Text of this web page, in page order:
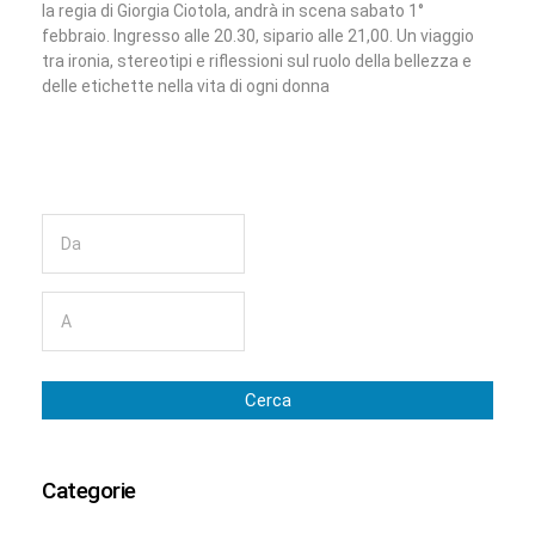
la regia di Giorgia Ciotola, andrà in scena sabato 1°
febbraio. Ingresso alle 20.30, sipario alle 21,00. Un viaggio
tra ironia, stereotipi e riflessioni sul ruolo della bellezza e
delle etichette nella vita di ogni donna
Cerca
Categorie